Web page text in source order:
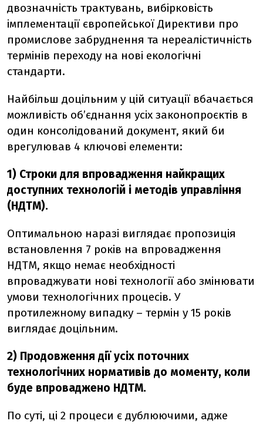
двозначність трактувань, вибірковість
імплементації європейської Директиви про
промислове забруднення та нереалістичність
термінів переходу на нові екологічні
стандарти.
Найбільш доцільним у цій ситуації вбачається
можливість об’єднання усіх законопроєктів в
один консолідований документ, який би
врегулював 4 ключові елементи:
1) Строки для впровадження найкращих
доступних технологій і методів управління
(НДТМ).
Оптимальною наразі виглядає пропозиція
встановлення 7 років на впровадження
НДТМ, якщо немає необхідності
впроваджувати нові технології або змінювати
умови технологічних процесів. У
протилежному випадку – термін у 15 років
виглядає доцільним.
2) Продовження дії усіх поточних
технологічних нормативів до моменту, коли
буде впроваджено НДТМ.
По суті, ці 2 процеси є дублюючими, адже